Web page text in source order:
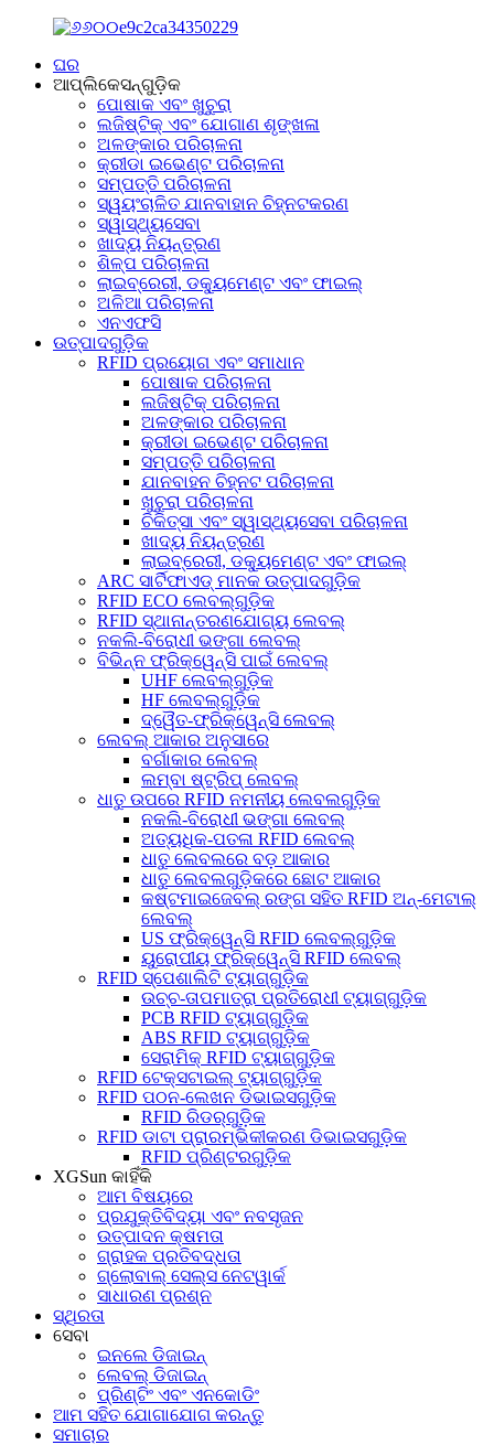
ଘର
ଆପ୍ଲିକେସନ୍‌ଗୁଡ଼ିକ
ପୋଷାକ ଏବଂ ଖୁଚୁରା
ଲଜିଷ୍ଟିକ୍ ଏବଂ ଯୋଗାଣ ଶୃଙ୍ଖଳା
ଅଳଙ୍କାର ପରିଚାଳନା
କ୍ରୀଡା ଇଭେଣ୍ଟ ପରିଚାଳନା
ସମ୍ପତ୍ତି ପରିଚାଳନା
ସ୍ୱୟଂଚାଳିତ ଯାନବାହାନ ଚିହ୍ନଟକରଣ
ସ୍ୱାସ୍ଥ୍ୟସେବା
ଖାଦ୍ୟ ନିୟନ୍ତ୍ରଣ
ଶିଳ୍ପ ପରିଚାଳନା
ଲାଇବ୍ରେରୀ, ଡକ୍ୟୁମେଣ୍ଟ ଏବଂ ଫାଇଲ୍
ଅଳିଆ ପରିଚାଳନା
ଏନଏଫସି
ଉତ୍ପାଦଗୁଡ଼ିକ
RFID ପ୍ରୟୋଗ ଏବଂ ସମାଧାନ
ପୋଷାକ ପରିଚାଳନା
ଲଜିଷ୍ଟିକ୍ ପରିଚାଳନା
ଅଳଙ୍କାର ପରିଚାଳନା
କ୍ରୀଡା ଇଭେଣ୍ଟ ପରିଚାଳନା
ସମ୍ପତ୍ତି ପରିଚାଳନା
ଯାନବାହନ ଚିହ୍ନଟ ପରିଚାଳନା
ଖୁଚୁରା ପରିଚାଳନା
ଚିକିତ୍ସା ଏବଂ ସ୍ୱାସ୍ଥ୍ୟସେବା ପରିଚାଳନା
ଖାଦ୍ୟ ନିୟନ୍ତ୍ରଣ
ଲାଇବ୍ରେରୀ, ଡକ୍ୟୁମେଣ୍ଟ ଏବଂ ଫାଇଲ୍
ARC ସାର୍ଟିଫାଏଡ୍ ମାନକ ଉତ୍ପାଦଗୁଡ଼ିକ
RFID ECO ଲେବଲ୍‌ଗୁଡ଼ିକ
RFID ସ୍ଥାନାନ୍ତରଣଯୋଗ୍ୟ ଲେବଲ୍
ନକଲି-ବିରୋଧୀ ଭଙ୍ଗା ଲେବଲ୍
ବିଭିନ୍ନ ଫ୍ରିକ୍ୱେନ୍ସି ପାଇଁ ଲେବଲ୍
UHF ଲେବଲ୍‌ଗୁଡ଼ିକ
HF ଲେବଲ୍‌ଗୁଡ଼ିକ
ଦ୍ୱୈତ-ଫ୍ରିକ୍ୱେନ୍ସି ଲେବଲ୍
ଲେବଲ୍ ଆକାର ଅନୁସାରେ
ବର୍ଗାକାର ଲେବଲ୍
ଲମ୍ବା ଷ୍ଟ୍ରିପ୍ ଲେବଲ୍
ଧାତୁ ଉପରେ RFID ନମନୀୟ ଲେବଲଗୁଡ଼ିକ
ନକଲି-ବିରୋଧୀ ଭଙ୍ଗା ଲେବଲ୍
ଅତ୍ୟଧିକ-ପତଳା RFID ଲେବଲ୍
ଧାତୁ ଲେବଲରେ ବଡ଼ ଆକାର
ଧାତୁ ଲେବଲଗୁଡ଼ିକରେ ଛୋଟ ଆକାର
କଷ୍ଟମାଇଜେବଲ୍ ରଙ୍ଗ ସହିତ RFID ଅନ୍-ମେଟାଲ୍
ଲେବଲ୍
US ଫ୍ରିକ୍ୱେନ୍ସି RFID ଲେବଲ୍‌ଗୁଡ଼ିକ
ୟୁରୋପୀୟ ଫ୍ରିକ୍ୱେନ୍ସି RFID ଲେବଲ୍
RFID ସ୍ପେଶାଲିଟି ଟ୍ୟାଗ୍‌ଗୁଡ଼ିକ
ଉଚ୍ଚ-ତାପମାତ୍ରା ପ୍ରତିରୋଧୀ ଟ୍ୟାଗ୍‌ଗୁଡ଼ିକ
PCB RFID ଟ୍ୟାଗ୍‌ଗୁଡ଼ିକ
ABS RFID ଟ୍ୟାଗ୍‌ଗୁଡ଼ିକ
ସେରାମିକ୍ RFID ଟ୍ୟାଗ୍‌ଗୁଡ଼ିକ
RFID ଟେକ୍ସଟାଇଲ୍ ଟ୍ୟାଗ୍‌ଗୁଡ଼ିକ
RFID ପଠନ-ଲେଖନ ଡିଭାଇସଗୁଡ଼ିକ
RFID ରିଡର୍‌ଗୁଡ଼ିକ
RFID ଡାଟା ପ୍ରାରମ୍ଭିକୀକରଣ ଡିଭାଇସଗୁଡ଼ିକ
RFID ପ୍ରିଣ୍ଟରଗୁଡ଼ିକ
XGSun କାହିଁକି
ଆମ ବିଷୟରେ
ପ୍ରଯୁକ୍ତିବିଦ୍ୟା ଏବଂ ନବସୃଜନ
ଉତ୍ପାଦନ କ୍ଷମତା
ଗ୍ରାହକ ପ୍ରତିବଦ୍ଧତା
ଗ୍ଲୋବାଲ୍ ସେଲ୍ସ ନେଟୱାର୍କ
ସାଧାରଣ ପ୍ରଶ୍ନ
ସ୍ଥିରତା
ସେବା
ଇନଲେ ଡିଜାଇନ୍
ଲେବଲ୍ ଡିଜାଇନ୍
ପ୍ରିଣ୍ଟିଂ ଏବଂ ଏନକୋଡିଂ
ଆମ ସହିତ ଯୋଗାଯୋଗ କରନ୍ତୁ
ସମାଚାର